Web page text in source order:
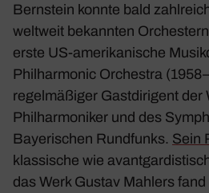
Bernstein konnte bald
weltweit bekannten
erste US-amerikanische
Philharmonic Orchestra
regelmäßiger Gastdirigent der
Philharmoniker und des
Bayerischen Rundfunks. Sein
klassische wie
das Werk Gustav Mahlers